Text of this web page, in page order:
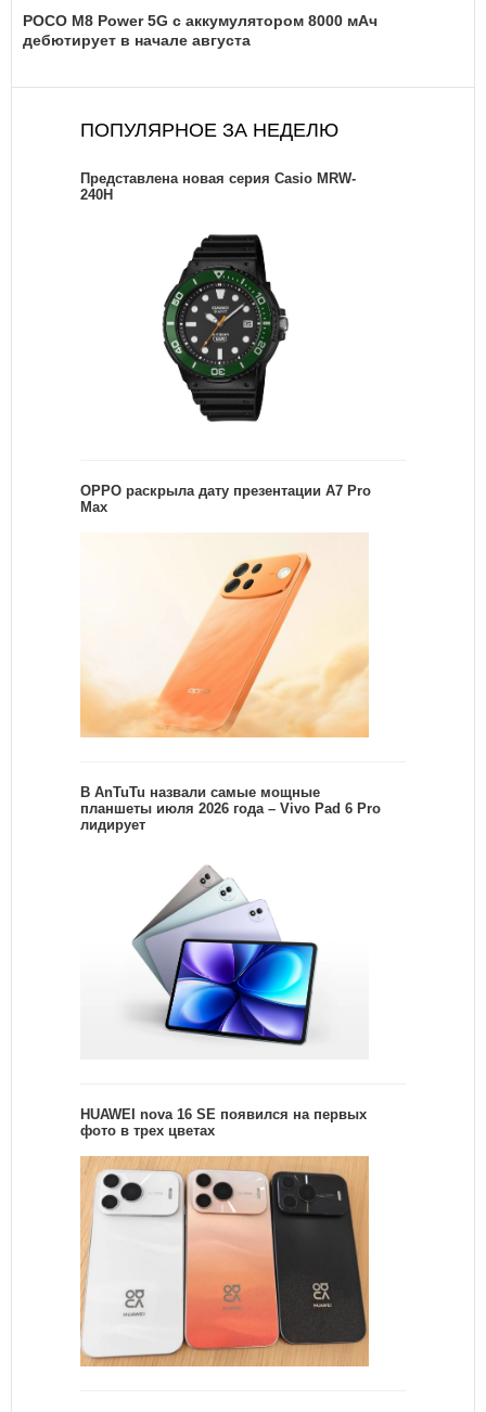
POCO M8 Power 5G с аккумулятором 8000 мАч
дебютирует в начале августа
ПОПУЛЯРНОЕ ЗА НЕДЕЛЮ
Представлена новая серия Casio MRW-
240H
OPPO раскрыла дату презентации A7 Pro
Max
В AnTuTu назвали самые мощные
планшеты июля 2026 года – Vivo Pad 6 Pro
лидирует
HUAWEI nova 16 SE появился на первых
фото в трех цветах